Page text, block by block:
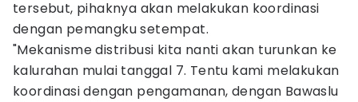
tersebut, pihaknya akan melakukan koordinasi
dengan pemangku setempat.
"Mekanisme distribusi kita nanti akan turunkan ke
kalurahan mulai tanggal 7. Tentu kami melakukan
koordinasi dengan pengamanan, dengan Bawaslu